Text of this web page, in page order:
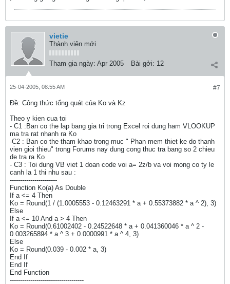
vietie
Thành viên mới
Tham gia ngày: Apr 2005 Bài gởi: 12
#7
25-04-2005, 08:55 AM
Ðề: Công thức tổng quát của Ko và Kz
Theo y kien cua toi
- C1 :Ban co the lap bang gia tri trong Excel roi dung ham VLOOKUP
ma tra rat nhanh ra Ko
-C2 : Ban co the tham khao trong muc " Phan mem thiet ke do thanh
vien gioi thieu" trong Forums nay dung cong thuc tra bang so 2 chieu
de tra ra Ko
- C3 : Toi dung VB viet 1 doan code voi a= 2z/b va voi mong co ty le
canh la 1 thi nhu sau :
-----------------------
Function Ko(a) As Double
If a <= 4 Then
Ko = Round(1 / (1.0005553 - 0.12463291 * a + 0.55373882 * a ^ 2), 3)
Else
If a <= 10 And a > 4 Then
Ko = Round(0.61002402 - 0.24522648 * a + 0.041360046 * a ^ 2 -
0.003265894 * a ^ 3 + 0.0000991 * a ^ 4, 3)
Else
Ko = Round(0.039 - 0.002 * a, 3)
End If
End If
End Function
------------------------------------